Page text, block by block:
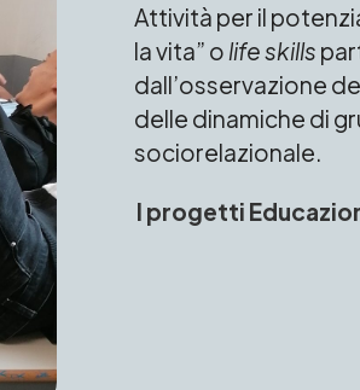
Attività per il
la vita” o life skills
dall’osservazione
delle dinamiche di
sociorelazionale.
I progetti